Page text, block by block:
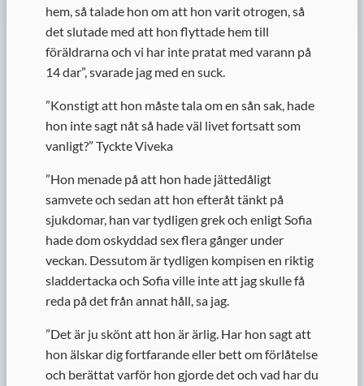
hem, så talade hon om att hon varit otrogen, så
det slutade med att hon flyttade hem till
föräldrarna och vi har inte pratat med varann på
14 dar”, svarade jag med en suck.
”Konstigt att hon måste tala om en sån sak, hade
hon inte sagt nåt så hade väl livet fortsatt som
vanligt?” Tyckte Viveka
”Hon menade på att hon hade jättedåligt
samvete och sedan att hon efteråt tänkt på
sjukdomar, han var tydligen grek och enligt Sofia
hade dom oskyddad sex flera gånger under
veckan. Dessutom är tydligen kompisen en riktig
sladdertacka och Sofia ville inte att jag skulle få
reda på det från annat håll, sa jag.
”Det är ju skönt att hon är ärlig. Har hon sagt att
hon älskar dig fortfarande eller bett om förlåtelse
och berättat varför hon gjorde det och vad har du